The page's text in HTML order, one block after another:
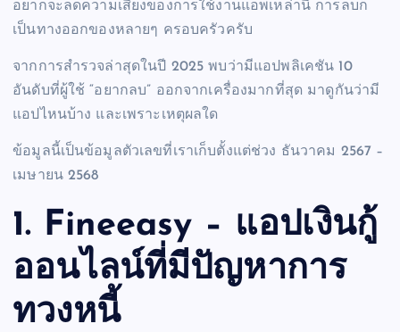
อยากจะลดความเสี่ยงของการใช้งานแอพเหล่านี้ การลบก็
เป็นทางออกของหลายๆ ครอบครัวครับ
จากการสำรวจล่าสุดในปี 2025 พบว่ามีแอปพลิเคชัน 10
อันดับที่ผู้ใช้ “อยากลบ” ออกจากเครื่องมากที่สุด มาดูกันว่ามี
แอปไหนบ้าง และเพราะเหตุผลใด
ข้อมูลนี้เป็นข้อมูลตัวเลขที่เราเก็บตั้งแต่ช่วง ธันวาคม 2567 –
เมษายน 2568
1. Fineeasy – แอปเงินกู้
ออนไลน์ที่มีปัญหาการ
ทวงหนี้